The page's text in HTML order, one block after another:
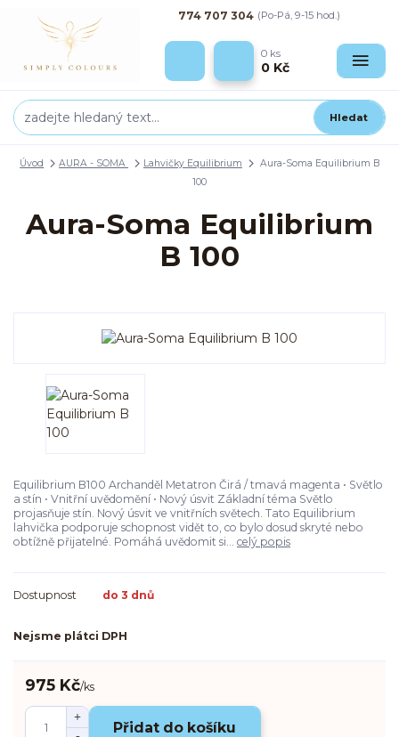
Hledat
774 707 304 (Po-Pá, 9-15 hod.)
0 ks
0 Kč
Úvod AURA - SOMA Lahvičky Equilibrium
Aura-Soma Equilibrium B
100
Aura-Soma Equilibrium
B 100
Equilibrium B100 Archanděl Metatron Čirá / tmavá magenta • Světlo
a stín • Vnitřní uvědomění • Nový úsvit Základní téma Světlo
projasňuje stín. Nový úsvit ve vnitřních světech. Tato Equilibrium
lahvička podporuje schopnost vidět to, co bylo dosud skryté nebo
obtížně přijatelné. Pomáhá uvědomit si... celý popis
Dostupnost do 3 dnů
Nejsme plátci DPH
975 Kč/ks
Přidat do košíku